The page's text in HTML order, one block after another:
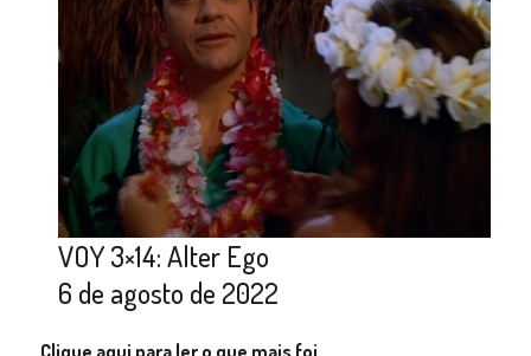
VOY 3×14: Alter Ego
6 de agosto de 2022
Clique aqui para ler o que mais foi